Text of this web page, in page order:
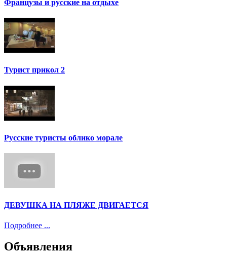
Французы и русские на отдыхе
Турист прикол 2
Русские туристы облико морале
ДЕВУШКА НА ПЛЯЖЕ ДВИГАЕТСЯ
Подробнее ...
Объявления